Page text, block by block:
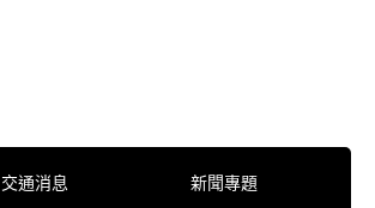
交通消息 新聞專題